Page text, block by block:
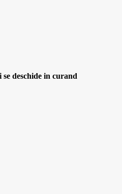
deschide in curand